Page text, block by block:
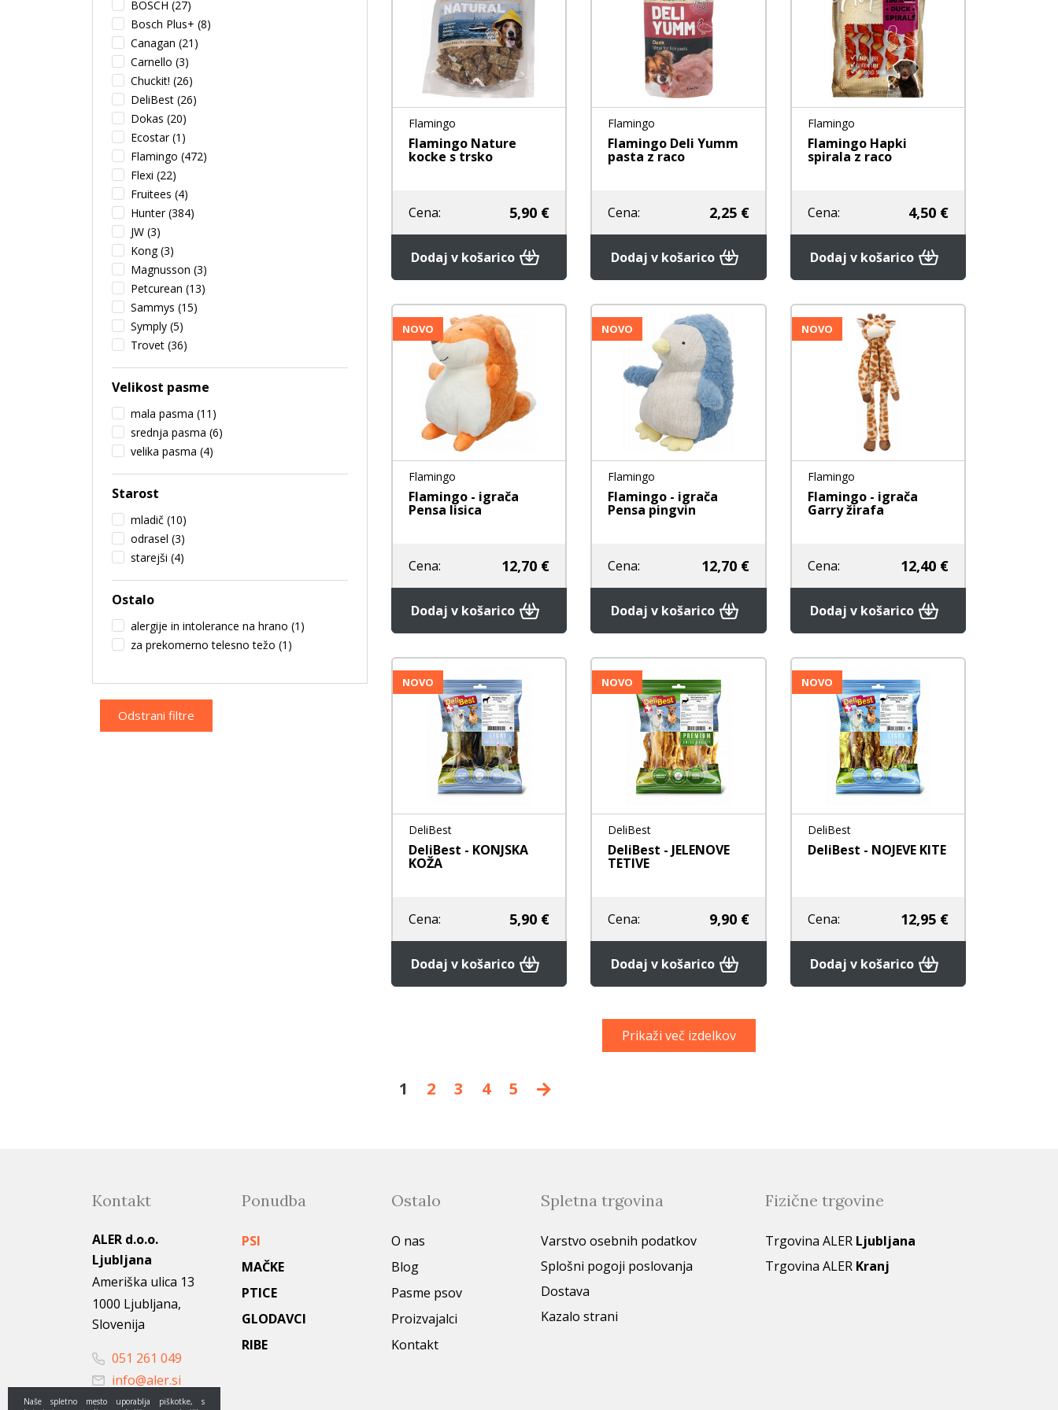
BOSCH (27)
Bosch Plus+ (8)
Canagan (21)
Carnello (3)
Chuckit! (26)
DeliBest (26)
Dokas (20)
Ecostar(1)
Flamingo (472)
Flexi (22)
Fruitees (4)
Hunter(384)
JW (3)
Kong(3)
Magnusson (3)
Petcurean (13)
Sammys (15)
Symply (5)
Trovet (36)
Velikost pasme
mala pasma (11)
srednja pasma (6)
velika pasma (4)
Starost
mladič (10)
odrasel (3)
starejši (4)
Ostalo
alergije in intolerance na hrano (1)
za prekomerno telesno težo (1)
Odstrani filtre
Flamingo
Flamingo Nature
kocke s trsko
Cena: 5,90 €
Dodaj v košarico
Flamingo
Flamingo Deli Yumm
pasta z raco
Cena: 2,25 €
Dodaj v košarico
Flamingo
Flamingo Hapki
spirala z raco
Cena: 4,50 €
Dodaj v košarico
NOVO
Flamingo
Flamingo - igrača
Pensa lisica
Cena: 12,70 €
Dodaj v košarico
NOVO
Flamingo
Flamingo - igrača
Pensa pingvin
Cena: 12,70 €
Dodaj v košarico
NOVO
Flamingo
Flamingo - igrača
Garry žirafa
Cena: 12,40 €
Dodaj v košarico
NOVO
DeliBest
DeliBest - KONJSKA
KOŽA
Cena: 5,90 €
Dodaj v košarico
NOVO
DeliBest
DeliBest - JELENOVE
TETIVE
Cena: 9,90 €
Dodaj v košarico
NOVO
DeliBest
DeliBest - NOJEVE KITE
Cena: 12,95 €
Dodaj v košarico
Prikaži več izdelkov
1 2 3 4 5
Kontakt
ALER d.o.o.
Ljubljana
Ameriška ulica 13
1000 Ljubljana,
Slovenija
051 261 049
info@aler.si
Ponudba
PSI
MAČKE
PTICE
GLODAVCI
RIBE
Ostalo
O nas
Blog
Pasme psov
Proizvajalci
Kontakt
Spletna trgovina
Varstvo osebnih podatkov
Splošni pogoji poslovanja
Dostava
Kazalo strani
Fizične trgovine
Trgovina ALER Ljubljana
Trgovina ALER Kranj
Naše spletno mesto uporablja piškotke, s